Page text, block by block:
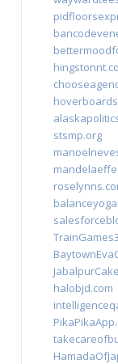
stsmp.org
halobjd.com